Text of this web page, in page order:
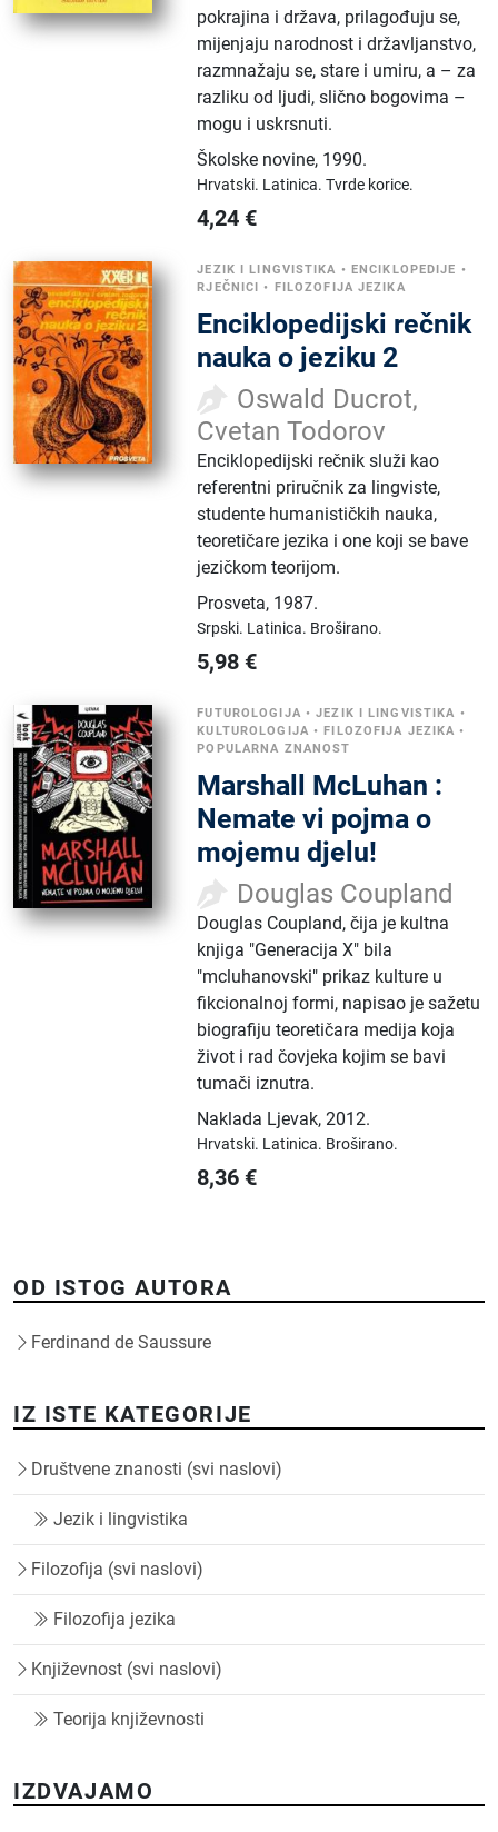
pokrajina i država, prilagođuju se,
mijenjaju narodnost i državljanstvo,
razmnažaju se, stare i umiru, a – za
razliku od ljudi, slično bogovima –
mogu i uskrsnuti.
Školske novine, 1990.
Hrvatski. Latinica.Tvrde korice.
4,24 €
JEZIK I LINGVISTIKA • ENCIKLOPEDIJE •
RJEČNICI • FILOZOFIJA JEZIKA
Enciklopedijski rečnik
nauka o jeziku 2
Oswald Ducrot,
Cvetan Todorov
Enciklopedijski rečnik služi kao
referentni priručnik za lingviste,
studente humanističkih nauka,
teoretičare jezika i one koji se bave
jezičkom teorijom.
Prosveta, 1987.
Srpski. Latinica. Broširano.
5,98 €
FUTUROLOGIJA •JEZIK I LINGVISTIKA •
KULTUROLOGIJA •FILOZOFIJA JEZIKA •
POPULARNA ZNANOST
Marshall McLuhan :
Nemate vi pojma o
mojemu djelu!
Douglas Coupland
Douglas Coupland, čija je kultna
knjiga "Generacija X" bila
"mcluhanovski" prikaz kulture u
fikcionalnoj formi, napisao je sažetu
biografiju teoretičara medija koja
život i rad čovjeka kojim se bavi
tumači iznutra.
Naklada Ljevak,2012.
Hrvatski. Latinica. Broširano.
8,36 €
OD ISTOG AUTORA
Ferdinand de Saussure
IZ ISTE KATEGORIJE
Društvene znanosti (svi naslovi)
Jezik i lingvistika
Filozofija (svi naslovi)
Filozofija jezika
Književnost (svi naslovi)
Teorija književnosti
IZDVAJAMO